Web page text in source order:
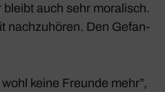
auch sehr mora­lisch.
nach­zu­hören. Den Gefan­
keine Freunde mehr”,